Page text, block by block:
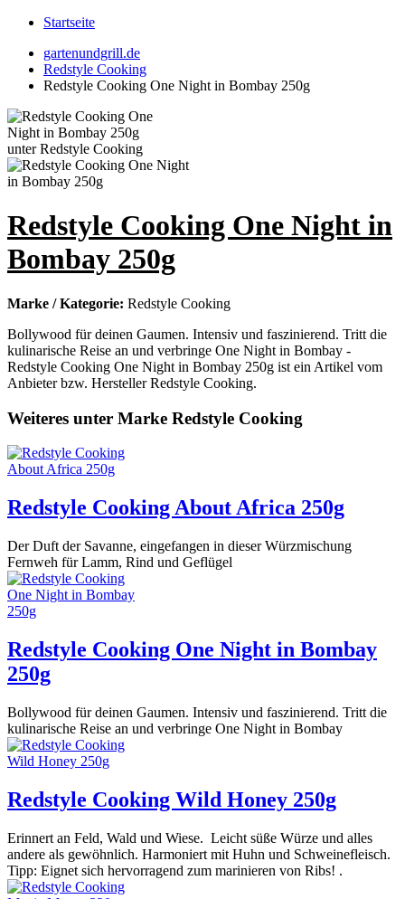
Startseite
gartenundgrill.de
Redstyle Cooking
Redstyle Cooking One Night in Bombay 250g
Redstyle Cooking One Night in
Bombay 250g
Marke / Kategorie: Redstyle Cooking
Bollywood für deinen Gaumen. Intensiv und faszinierend. Tritt die
kulinarische Reise an und verbringe One Night in Bombay -
Redstyle Cooking One Night in Bombay 250g ist ein Artikel vom
Anbieter bzw. Hersteller Redstyle Cooking.
Weiteres unter Marke Redstyle Cooking
Redstyle Cooking About Africa 250g
Der Duft der Savanne, eingefangen in dieser Würzmischung
Fernweh für Lamm, Rind und Geflügel
Redstyle Cooking One Night in Bombay
250g
Bollywood für deinen Gaumen. Intensiv und faszinierend. Tritt die
kulinarische Reise an und verbringe One Night in Bombay
Redstyle Cooking Wild Honey 250g
Erinnert an Feld, Wald und Wiese. Leicht süße Würze und alles
andere als gewöhnlich. Harmoniert mit Huhn und Schweinefleisch.
Tipp: Eignet sich hervorragend zum marinieren von Ribs! .